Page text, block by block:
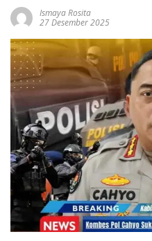
Ismaya Rosita
27 Desember 2025